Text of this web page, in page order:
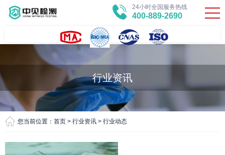
24小时全国服务热线
400-889-2690
行业资讯
您当前位置： 首页 > 行业资讯 > 行业动态